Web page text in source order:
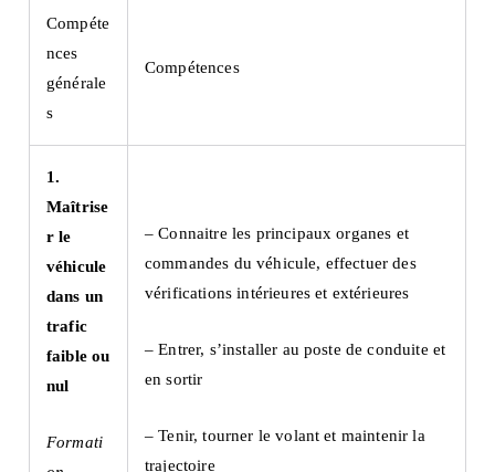
Compéte
nces
générale
s
Compétences
1.
Maîtrise
r le
véhicule
dans un
trafic
faible ou
nul
Formati
– Connaitre les principaux organes et
commandes du véhicule, effectuer des
vérifications intérieures et extérieures
– Entrer, s’installer au poste de conduite et
en sortir
– Tenir, tourner le volant et maintenir la
trajectoire